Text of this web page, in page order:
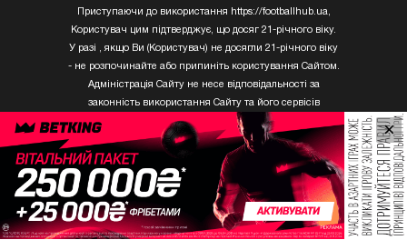
Приступаючи до використання https://footballhub.ua,
Користувач цим підтверджує, що досяг 21-річного віку.
У разі , якщо Ви (Користувач) не досягли 21-річного віку
- не розпочинайте або припиніть користування Сайтом.
Адміністрація Сайту не несе відповідальності за
законність використання Сайту та його сервісів
Користувачем, який не досяг 21-річного віку.
Твори Getty Images, що розміщені на сайті, не можуть
бути використані третіми особами без письмового
дозволу ТОВ «ГЛОБАЛ ІМІДЖЕС ЮКРЕЙН.
×